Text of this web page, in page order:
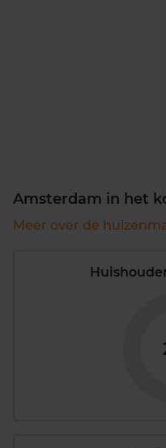
Amsterdam in het
Meer over de